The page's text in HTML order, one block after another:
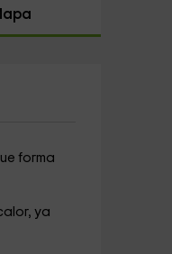
forma
ya